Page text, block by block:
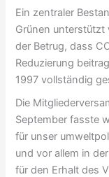
Ein zentraler
Grünen unterstützt
der Betrug, dass
Reduzierung
1997 vollständig
Die
September fasste
für unser
und vor allem in
für den Erhalt des